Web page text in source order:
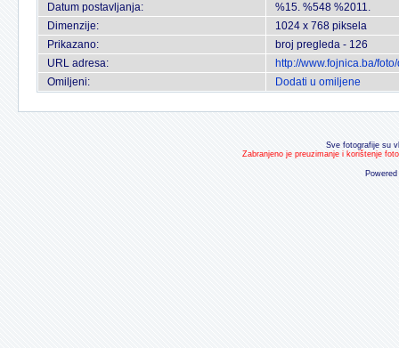
Datum postavljanja:
%15. %548 %2011.
Dimenzije:
1024 x 768 piksela
Prikazano:
broj pregleda - 126
URL adresa:
http://www.fojnica.ba/
Omiljeni:
Dodati u omiljene
Sve fotografije su
Zabranjeno je preuzimanje i korištenje